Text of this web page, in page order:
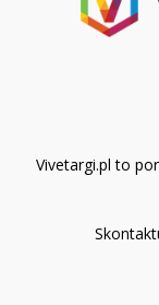
Vivetargi.pl to